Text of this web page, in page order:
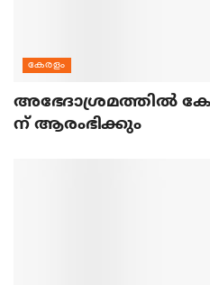
കേരളം
അഭേദാശ്രമത്തില്‍
ന് ആരംഭിക്കും